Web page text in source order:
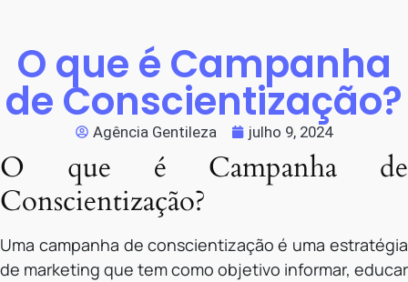
O que é Campanha
de Conscientização?
Agência Gentileza julho 9, 2024
O que é Campanha de
Conscientização?
Uma campanha de conscientização é uma estratégia
de marketing que tem como objetivo informar, educar